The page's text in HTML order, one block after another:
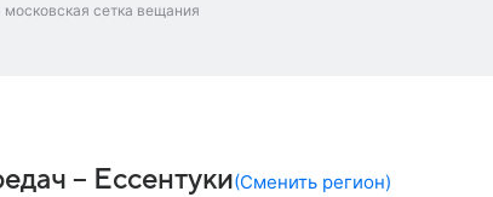
московская сетка вещания
– Ессентуки(Сменить регион)